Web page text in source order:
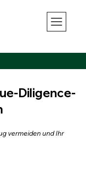
Diligence-
vermeiden und Ihr